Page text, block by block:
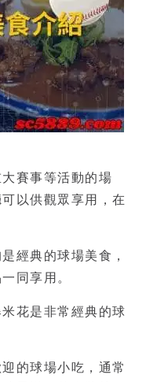
賽事等活動的場
以供觀眾享用，在
經典的球場美食，
同享用。
花是非常經典的球
的球場小吃，通常